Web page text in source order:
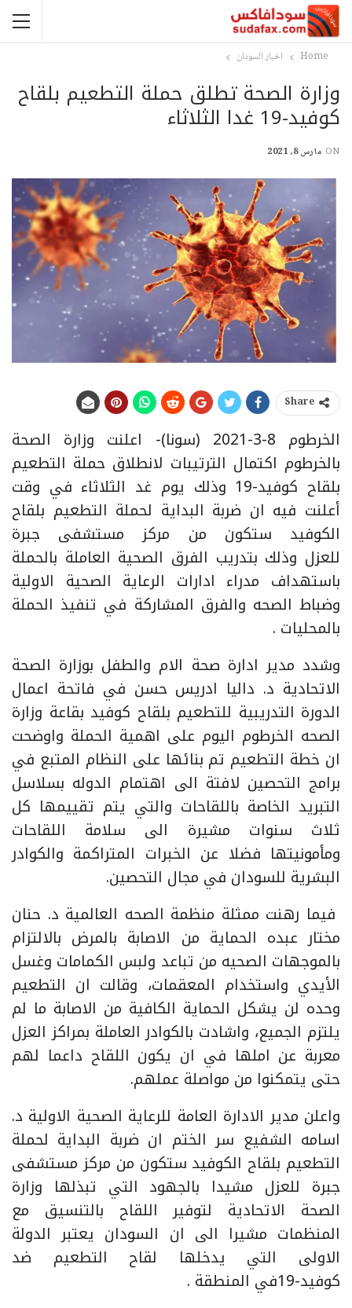
Home اخبار السودان
وزارة الصحة تطلق حملة التطعيم بلقاح
كوفيد-19 غدا الثلاثاء
ON مارس 8, 2021
Share
الخرطوم 8-3-2021 (سونا)- اعلنت وزارة الصحة
بالخرطوم اكتمال الترتيبات لانطلاق حملة التطعيم
بلقاح كوفيد-19 وذلك يوم غد الثلاثاء في وقت
أعلنت فيه ان ضربة البداية لحملة التطعيم بلقاح
الكوفيد ستكون من مركز مستشفى جبرة
للعزل وذلك بتدريب الفرق الصحية العاملة بالحملة
باستهداف مدراء ادارات الرعاية الصحية الاولية
وضباط الصحه والفرق المشاركة في تنفيذ الحملة
بالمحليات .
وشدد مدير ادارة صحة الام والطفل بوزارة الصحة
الاتحادية د. داليا ادريس حسن في فاتحة اعمال
الدورة التدريبية للتطعيم بلقاح كوفيد بقاعة وزارة
الصحه الخرطوم اليوم على اهمية الحملة واوضحت
ان خطة التطعيم تم بنائها على النظام المتبع في
برامج التحصين لافتة الى اهتمام الدوله بسلاسل
التبريد الخاصة باللقاحات والتي يتم تقييمها كل
ثلاث سنوات مشيرة الى سلامة اللقاحات
ومأمونيتها فضلا عن الخبرات المتراكمة والكوادر
البشرية للسودان في مجال التحصين.
فيما رهنت ممثلة منظمة الصحه العالمية د. حنان
مختار عبده الحماية من الاصابة بالمرض بالالتزام
بالموجهات الصحيه من تباعد ولبس الكمامات وغسل
الأيدي واستخدام المعقمات، وقالت ان التطعيم
وحده لن يشكل الحماية الكافية من الاصابة ما لم
يلتزم الجميع، واشادت بالكوادر العاملة بمراكز العزل
معربة عن املها في ان يكون اللقاح داعما لهم
حتى يتمكنوا من مواصلة عملهم.
واعلن مدير الادارة العامة للرعاية الصحية الاولية د.
اسامه الشفيع سر الختم ان ضربة البداية لحملة
التطعيم بلقاح الكوفيد ستكون من مركز مستشفى
جبرة للعزل مشيدا بالجهود التي تبذلها وزارة
الصحة الاتحادية لتوفير اللقاح بالتنسيق مع
المنظمات مشيرا الى ان السودان يعتبر الدولة
الاولى التي يدخلها لقاح التطعيم ضد
كوفيد-19في المنطقة .